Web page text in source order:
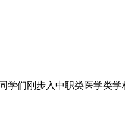
们刚步入中职类医学类